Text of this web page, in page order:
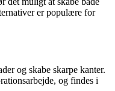
er populære for
og skabe skarpe kanter.
og findes i